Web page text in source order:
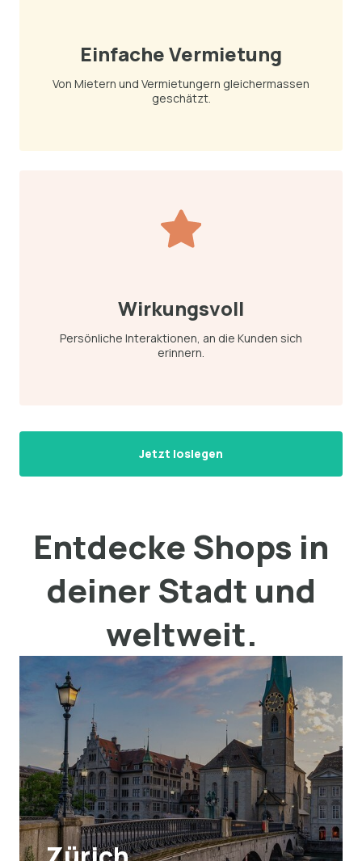
Einfache Vermietung
Von Mietern und Vermietungern gleichermassen
geschätzt.
Wirkungsvoll
Persönliche Interaktionen, an die Kunden sich
erinnern.
Jetzt loslegen
Entdecke Shops in
deiner Stadt und
weltweit.